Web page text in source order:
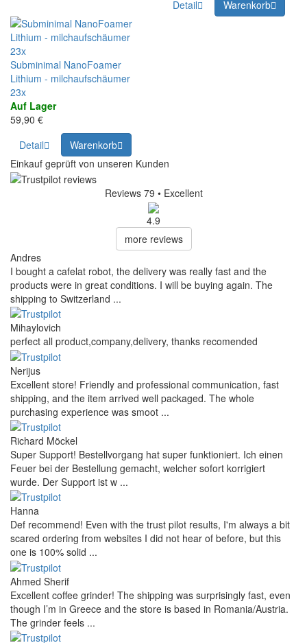
Detail
Warenkorb
23x
Subminimal NanoFoamer
Lithium - milchaufschäumer
23x
Auf Lager
59,90 €
Detail
Warenkorb
Einkauf geprüft von unseren Kunden
Reviews 79 • Excellent
4.9
more reviews
Andres
I bought a cafelat robot, the delivery was really fast and the
products were in great conditions. I will be buying again. The
shipping to Switzerland ...
Mihaylovich
perfect all product,company,delivery, thanks recomended
Nerijus
Excellent store! Friendly and professional communication, fast
shipping, and the item arrived well packaged. The whole
purchasing experience was smoot ...
Richard Möckel
Super Support! Bestellvorgang hat super funktioniert. Ich einen
Feuer bei der Bestellung gemacht, welcher sofort korrigiert
wurde. Der Support ist w ...
Hanna
Def recommend! Even with the trust pilot results, I'm always a bit
scared ordering from websites I did not hear of before, but this
one is 100% solid ...
Ahmed Sherif
Excellent coffee grinder! The shipping was surprisingly fast, even
though I’m in Greece and the store is based in Romania/Austria.
The grinder feels ...